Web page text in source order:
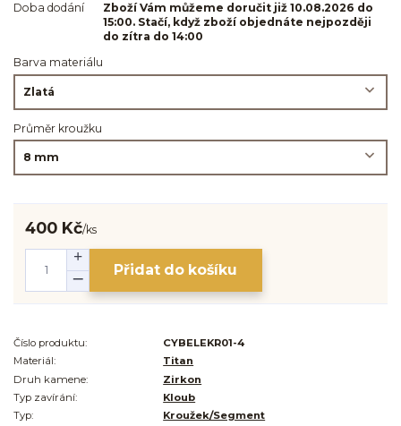
Doba dodání
Zboží Vám můžeme doručit již 10.08.2026 do
15:00. Stačí, když zboží objednáte nejpozději
do zítra do 14:00
Barva materiálu
Průměr kroužku
400 Kč/ks
Přidat do košíku
Číslo produktu:
CYBELEKR01-4
Materiál:
Titan
Druh kamene:
Zirkon
Typ zavírání:
Kloub
Typ:
Kroužek/Segment